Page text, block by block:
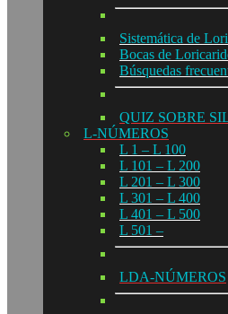
Sistemática de
Bocas de
Búsquedas
QUIZ SOBRE
L-NÚMEROS
L 1 – L 100
L 101 – L 200
L 201 – L 300
L 301 – L 400
L 401 – L 500
L 501 –
LDA-NÚMEROS